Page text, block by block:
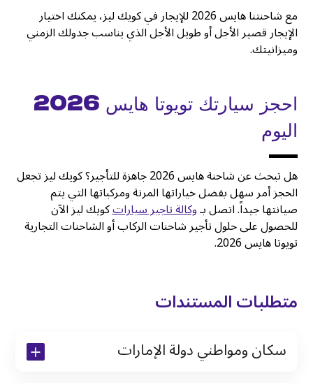
مع شاحنتنا هايس 2026 للإيجار في كويك ليز، يمكنك اختيار
الإيجار قصير الأجل أو طويل الأجل الذي يناسب جدولك الزمني
وميزانيتك.
احجز سيارتك تويوتا هايس 2026
اليوم
هل تبحث عن شاحنة هايس 2026 جاهزة للتأجير؟ كويك ليز تجعل
الحجز أمر سهل بفضل خياراتها المرنة ومركباتها التي يتم
صيانتها جيداً. اتصل بـوكالة تاجير سياراتكويك ليز الآن
للحصول على حلول تأجير شاحنات الركاب أو الشاحنات التجارية
تويوتا هايس 2026.
متطلبات المستندات
سكان ومواطني دولة الإمارات